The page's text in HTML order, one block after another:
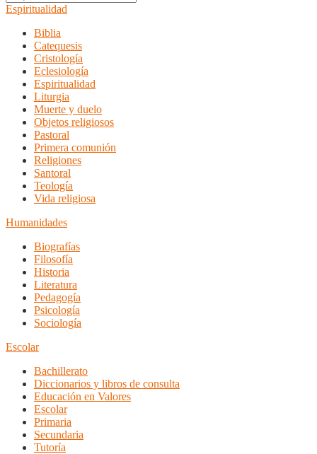
Espiritualidad
Biblia
Catequesis
Cristología
Eclesiología
Espiritualidad
Liturgia
Muerte y duelo
Objetos religiosos
Pastoral
Primera comunión
Religiones
Santoral
Teología
Vida religiosa
Humanidades
Biografías
Filosofía
Historia
Literatura
Pedagogía
Psicología
Sociología
Escolar
Bachillerato
Diccionarios y libros de consulta
Educación en Valores
Escolar
Primaria
Secundaria
Tutoría